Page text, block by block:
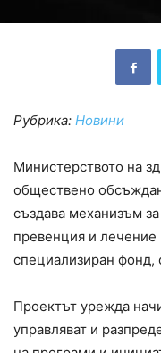
Рубрика: Новини
Министерството на
обществено
създава механизъм
превенция и лечение
специализиран фонд,
Проектът урежда
управляват и